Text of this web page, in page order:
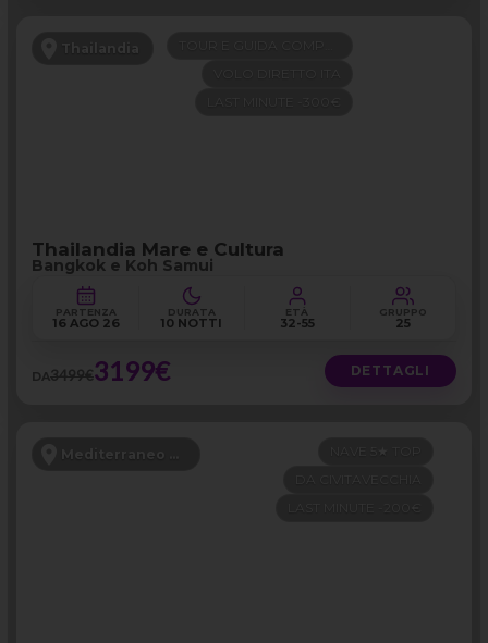
Thailandia
Thailandia Mare e Cultura
Bangkok e Koh Samui
PARTENZA
16 AGO 26
DURATA
10 NOTTI
ETÀ
32-55
GRUPPO
25
DA3499€3199€ DETTAGLI
Mediterraneo Occidentale
NAVE 5★ TOP